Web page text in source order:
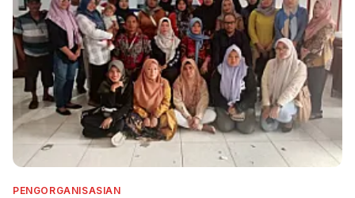
PENGORGANISASIAN